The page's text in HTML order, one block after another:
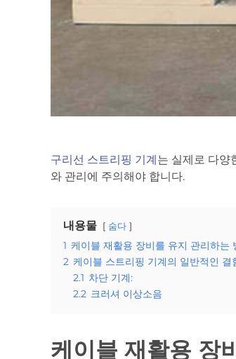
구리선 스트리핑 기계는 실제로 다양
와 관리에 주의해야 합니다.
내용물 숨다
1 케이블 재활용 장비를 유지 관리하는
2 케이블 스트리핑 기계의 일반적인 결
2.1 차단 기계:
2.2 크러셔 이상소음
케이블 재활용 장